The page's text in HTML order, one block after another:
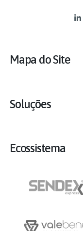
Mapa do Site
Soluções
Ecossistema